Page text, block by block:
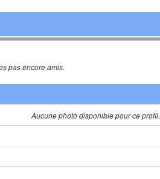
pas encore amis.
Aucune photo disponible pour ce profil.